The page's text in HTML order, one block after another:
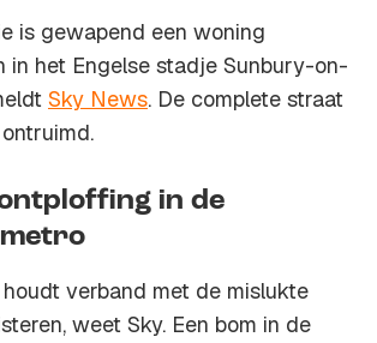
is gewapend een woning
in het Engelse stadje Sunbury-on-
Sky News. De complete straat
in de
verband met de mislukte
weet Sky. Een bom in de